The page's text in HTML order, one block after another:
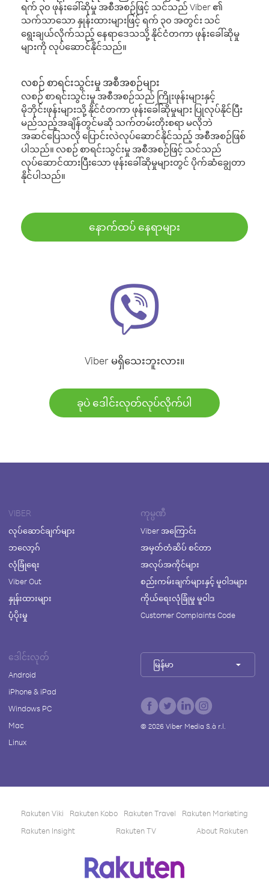
ရက် ၃၀ ဖုန်းခေါ်ဆိုမှု အစီအစဉ်ဖြင့် သင်သည် Viber ၏
သက်သာသော နှုန်းထားများဖြင့် ရက် ၃၀ အတွင်း သင်
ရွေးချယ်လိုက်သည့် နေရာဒေသသို့ နိုင်ငံတကာ ဖုန်းခေါ်ဆိုမှု
များကို လုပ်ဆောင်နိုင်သည်။
လစဉ် စာရင်းသွင်းမှု အစီအစဉ်များ
လစဉ် စာရင်းသွင်းမှု အစီအစဉ်သည် ကြိုးဖုန်းများနှင့်
မိုဘိုင်းဖုန်းများသို့ နိုင်ငံတကာ ဖုန်းခေါ်ဆိုမှုများ ပြုလုပ်နိုင်ပြီး
မည်သည့်အချိန်တွင်မဆို သက်တမ်းတိုးစရာ မလိုဘဲ
အဆင်ပြေသလို ပြောင်းလဲလုပ်ဆောင်နိုင်သည့် အစီအစဉ်ဖြစ်
ပါသည်။ လစဉ် စာရင်းသွင်းမှု အစီအစဉ်ဖြင့် သင်သည်
လုပ်ဆောင်ထားပြီးသော ဖုန်းခေါ်ဆိုမှုများတွင် ပိုက်ဆံချွေတာ
နိုင်ပါသည်။
နောက်ထပ် နေရာများ
Viber မရှိသေးဘူးလား။
ခုပဲ ဒေါင်းလုတ်လုပ်လိုက်ပါ
VIBER
လုပ်ဆောင်ချက်များ
ဘလော့ဂ်
လုံခြုံရေး
Viber Out
နှုန်းထားများ
ပံ့ပိုးမှု
ကုမ္ပဏီ
Viber အကြောင်း
အမှတ်တံဆိပ် စင်တာ
အလုပ်အကိုင်များ
စည်းကမ်းချက်များနှင့် မူဝါဒများ
ကိုယ်ရေးလုံခြုံမှု မူဝါဒ
Customer Complaints Code
ဒေါင်းလုတ်
Android
iPhone & iPad
Windows PC
Mac
Linux
မြန်မာ
© 2026Viber Media S.à r.l.
Rakuten Viki Rakuten Kobo Rakuten Travel
Rakuten Marketing
Rakuten Insight
Rakuten TV About Rakuten